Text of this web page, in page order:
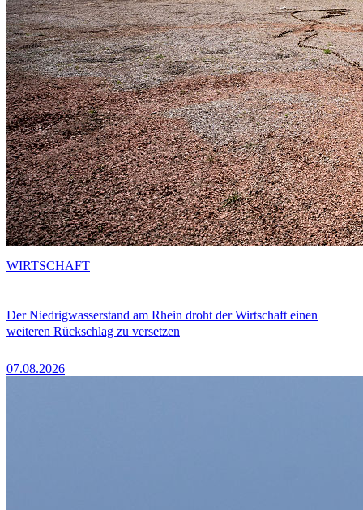
Der Niedrigwasserstand am Rhein droht der Wirtschaft einen
weiteren Rückschlag zu versetzen
07.08.2026
WIRTSCHAFT